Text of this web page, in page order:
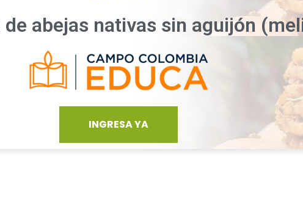
abejas nativas sin aguijón
INGRESA YA